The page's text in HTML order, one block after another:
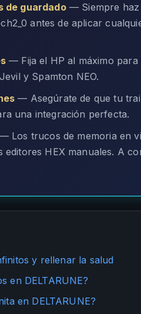
de guardado— Siempre haz
antes de aplicar
— Fija el HP al máximo para
y Spamton NEO.
— Asegúrate de que tu
una integración perfecta.
— Los trucos de memoria en
HEX manuales. A
y rellenar la salud
en DELTARUNE?
en DELTARUNE?